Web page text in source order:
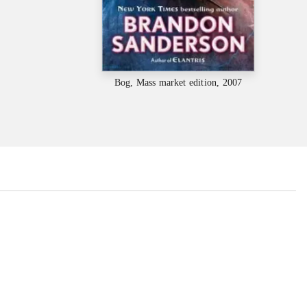
Bog, Mass market edition, 2007